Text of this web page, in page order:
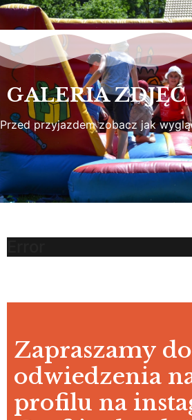
GALERIA ZDJĘĆ
Przed przyjazdem zobacz jak
Zapraszamy do
odwiedzenia
profilu na